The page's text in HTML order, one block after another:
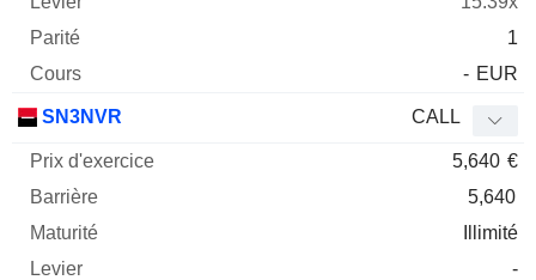
1
- EUR
SN3NVR CALL
5,640 €
5,640
Illimité
-